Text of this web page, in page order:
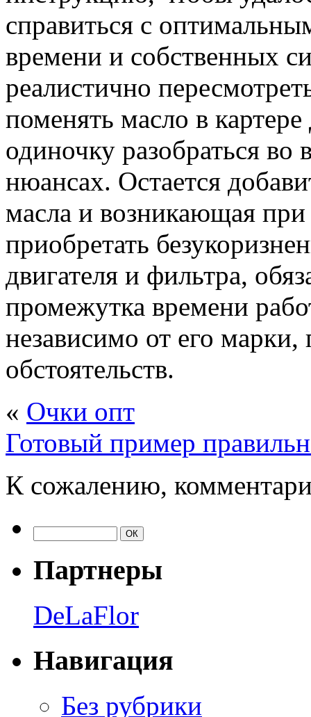
справиться с
времени и собственных
реалистично
поменять масло в
одиночку разобраться во
нюансах. Остается
масла и возникающая при
приобретать
двигателя и фильтра,
промежутка времени
независимо от его марки,
обстоятельств.
« Очки опт
Готовый пример
К сожалению,
Партнеры
DeLaFlor
Навигация
Без рубрики